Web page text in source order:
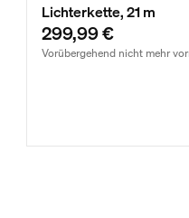
Lichterkette, 21 m
299,99 €
Vorübergehend nicht mehr